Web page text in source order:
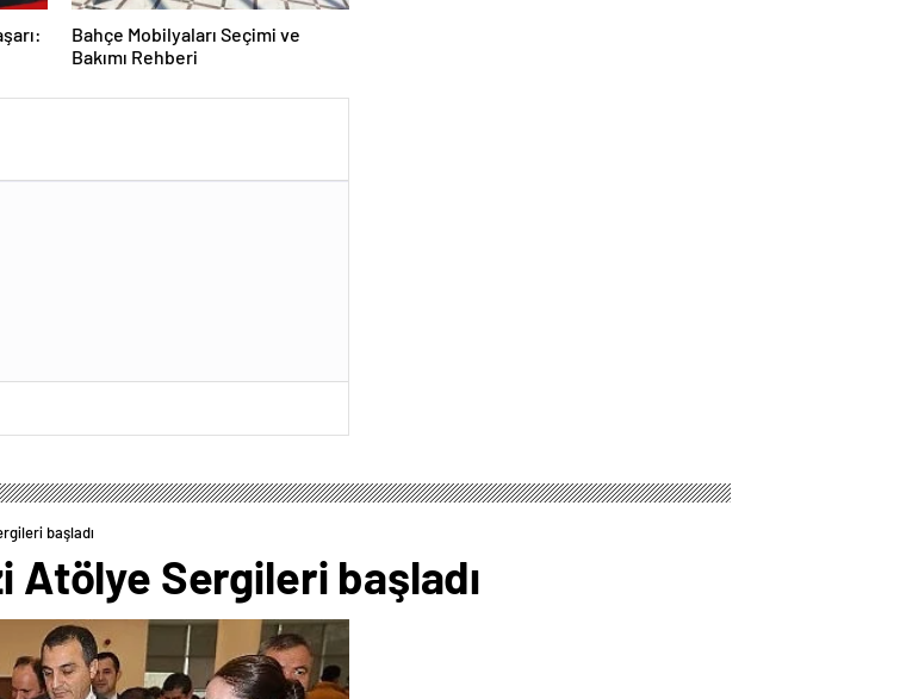
Bahçe Mobilyaları Seçimi ve
Bakımı Rehberi
başladı
Atölye Sergileri başladı